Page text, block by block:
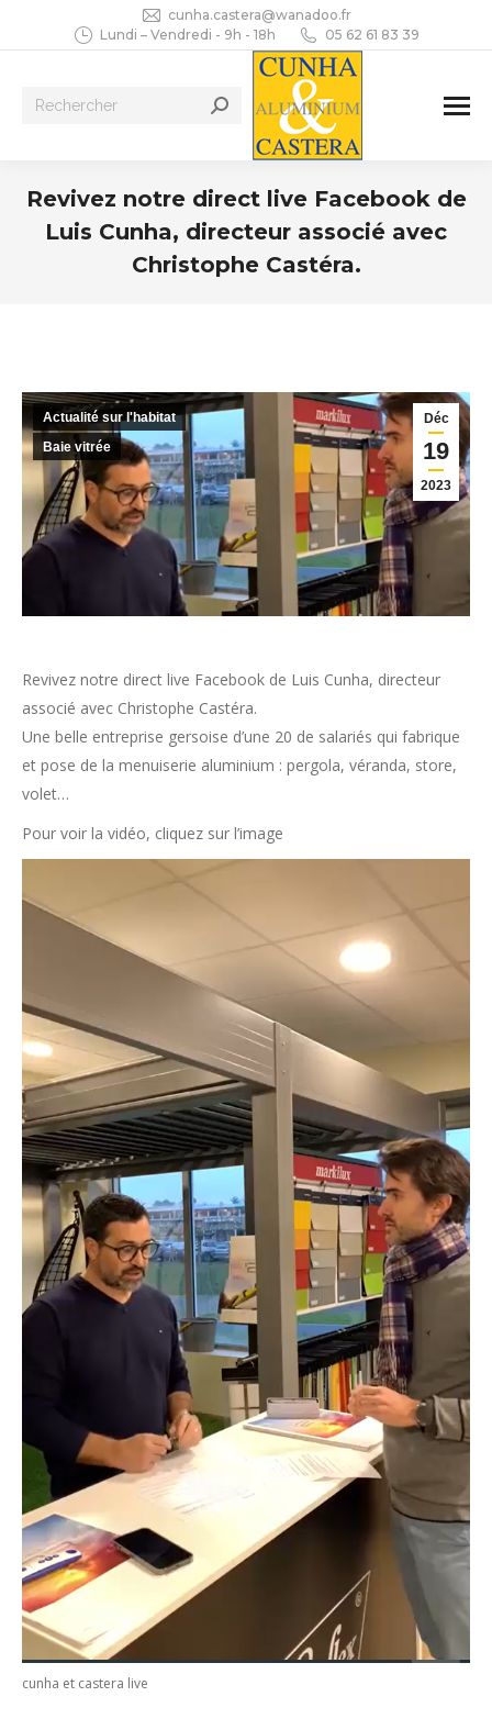
cunha.castera@wanadoo.fr
Lundi – Vendredi - 9h - 18h
05 62 61 83 39
Recherche
Revivez notre direct live Facebook de
Luis Cunha, directeur associé avec
Christophe Castéra.
Déc
19
2023
Actualité sur l'habitat
Baie vitrée
Revivez notre direct live Facebook de Luis Cunha, directeur
associé avec Christophe Castéra.
Une belle entreprise gersoise d’une 20 de salariés qui fabrique
et pose de la menuiserie aluminium : pergola, véranda, store,
volet…
Pour voir la vidéo, cliquez sur l’image
cunha et castera live